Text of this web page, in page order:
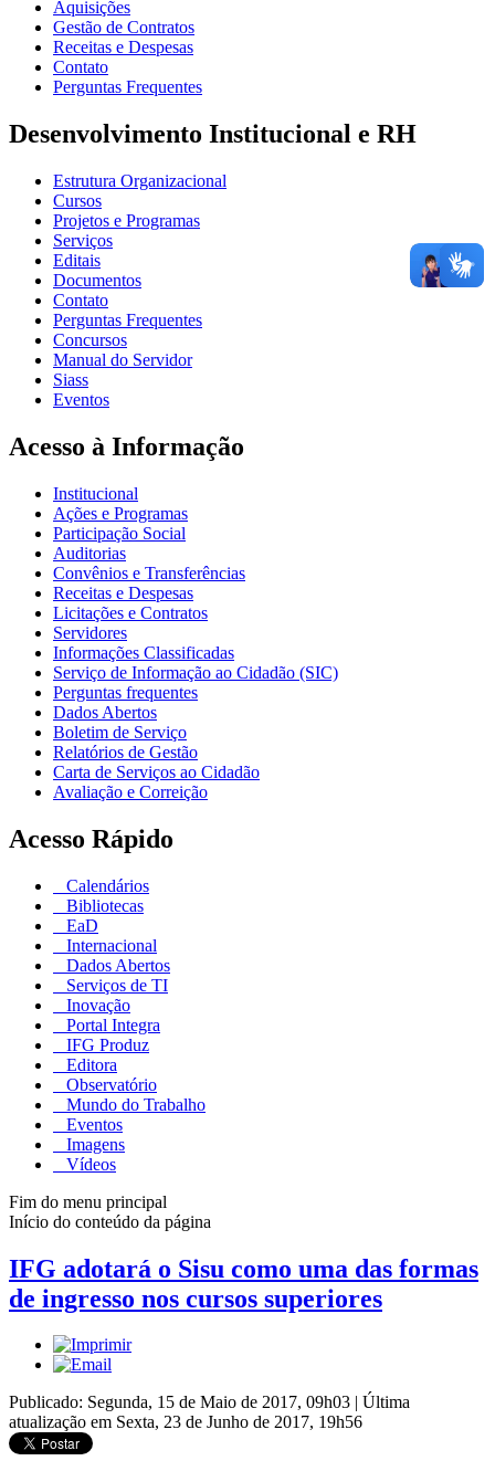
Aquisições
Gestão de Contratos
Receitas e Despesas
Contato
Perguntas Frequentes
Desenvolvimento Institucional e RH
Estrutura Organizacional
Cursos
Projetos e Programas
Serviços
Editais
Documentos
Contato
Perguntas Frequentes
Concursos
Manual do Servidor
Siass
Eventos
Acesso à Informação
Institucional
Ações e Programas
Participação Social
Auditorias
Convênios e Transferências
Receitas e Despesas
Licitações e Contratos
Servidores
Informações Classificadas
Serviço de Informação ao Cidadão (SIC)
Perguntas frequentes
Dados Abertos
Boletim de Serviço
Relatórios de Gestão
Carta de Serviços ao Cidadão
Avaliação e Correição
Acesso Rápido
Calendários
Bibliotecas
EaD
Internacional
Dados Abertos
Serviços de TI
Inovação
Portal Integra
IFG Produz
Editora
Observatório
Mundo do Trabalho
Eventos
Imagens
Vídeos
Fim do menu principal
Início do conteúdo da página
IFG adotará o Sisu como uma das formas
de ingresso nos cursos superiores
Publicado: Segunda, 15 de Maio de 2017, 09h03 | Última
atualização em Sexta, 23 de Junho de 2017, 19h56